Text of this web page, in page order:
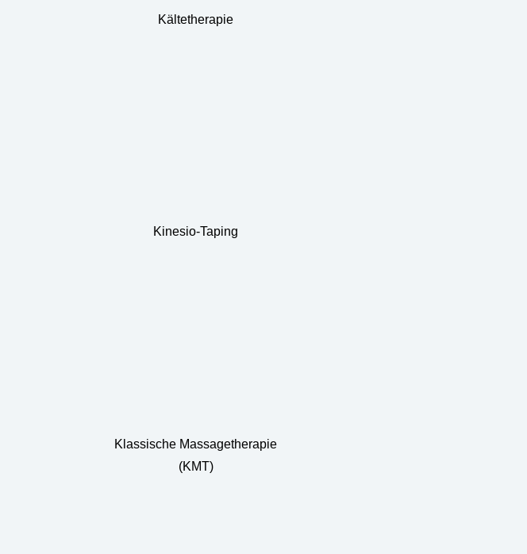
Kältetherapie
Kinesio-Taping
Klassische Massagetherapie
(KMT)